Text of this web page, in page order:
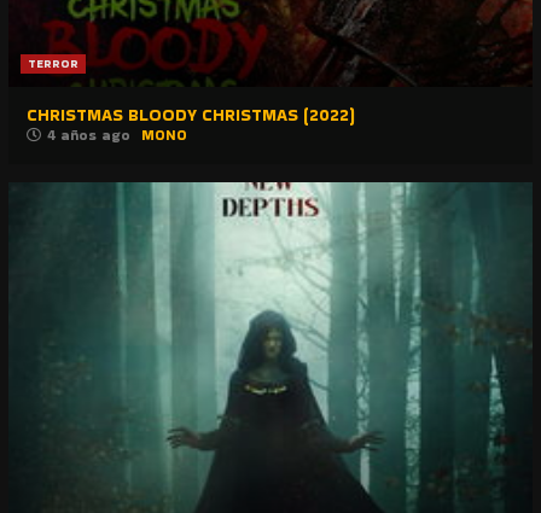
TERROR
CHRISTMAS BLOODY CHRISTMAS (2022)
4 años ago MONO